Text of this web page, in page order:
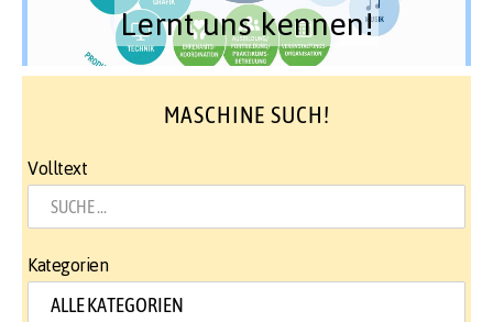
Lernt uns kennen!
MASCHINE SUCH!
Volltext
Kategorien